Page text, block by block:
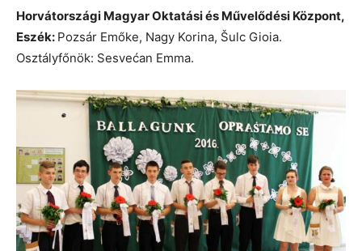
Horvátországi Magyar Oktatási és Művelődési Központ,
Eszék: Pozsár Emőke, Nagy Korina, Šulc Gioia.
Osztályfőnök: Sesvećan Emma.